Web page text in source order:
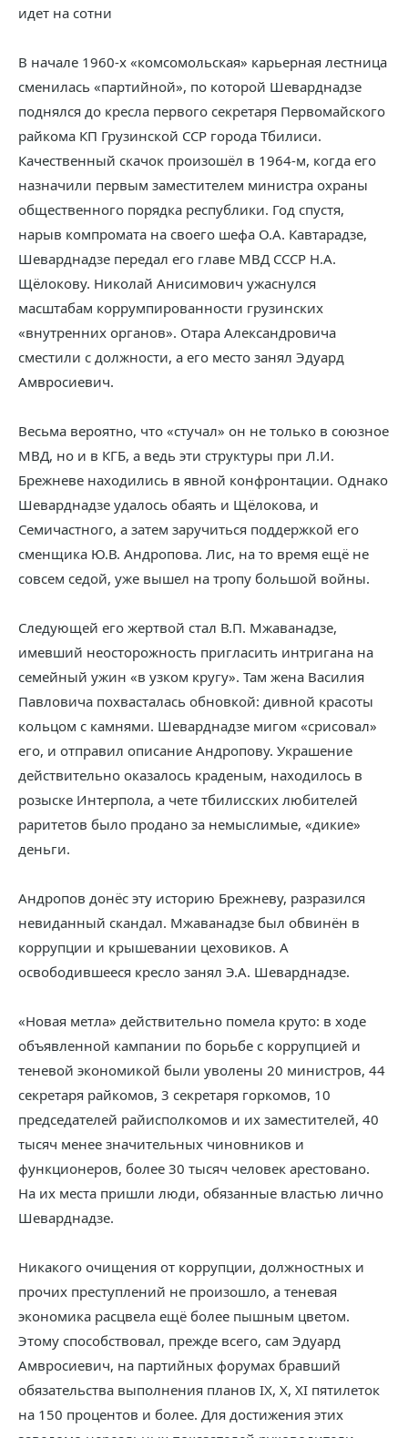
идет на сотни
В начале 1960-х «комсомольская» карьерная лестница
сменилась «партийной», по которой Шеварднадзе
поднялся до кресла первого секретаря Первомайского
райкома КП Грузинской ССР города Тбилиси.
Качественный скачок произошёл в 1964-м, когда его
назначили первым заместителем министра охраны
общественного порядка республики. Год спустя,
нарыв компромата на своего шефа О.А. Кавтарадзе,
Шеварднадзе передал его главе МВД СССР Н.А.
Щёлокову. Николай Анисимович ужаснулся
масштабам коррумпированности грузинских
«внутренних органов». Отара Александровича
сместили с должности, а его место занял Эдуард
Амвросиевич.
Весьма вероятно, что «стучал» он не только в союзное
МВД, но и в КГБ, а ведь эти структуры при Л.И.
Брежневе находились в явной конфронтации. Однако
Шеварднадзе удалось обаять и Щёлокова, и
Семичастного, а затем заручиться поддержкой его
сменщика Ю.В. Андропова. Лис, на то время ещё не
совсем седой, уже вышел на тропу большой войны.
Следующей его жертвой стал В.П. Мжаванадзе,
имевший неосторожность пригласить интригана на
семейный ужин «в узком кругу». Там жена Василия
Павловича похвасталась обновкой: дивной красоты
кольцом с камнями. Шеварднадзе мигом «срисовал»
его, и отправил описание Андропову. Украшение
действительно оказалось краденым, находилось в
розыске Интерпола, а чете тбилисских любителей
раритетов было продано за немыслимые, «дикие»
деньги.
Андропов донёс эту историю Брежневу, разразился
невиданный скандал. Мжаванадзе был обвинён в
коррупции и крышевании цеховиков. А
освободившееся кресло занял Э.А. Шеварднадзе.
«Новая метла» действительно помела круто: в ходе
объявленной кампании по борьбе с коррупцией и
теневой экономикой были уволены 20 министров, 44
секретаря райкомов, 3 секретаря горкомов, 10
председателей райисполкомов и их заместителей, 40
тысяч менее значительных чиновников и
функционеров, более 30 тысяч человек арестовано.
На их места пришли люди, обязанные властью лично
Шеварднадзе.
Никакого очищения от коррупции, должностных и
прочих преступлений не произошло, а теневая
экономика расцвела ещё более пышным цветом.
Этому способствовал, прежде всего, сам Эдуард
Амвросиевич, на партийных форумах бравший
обязательства выполнения планов IX, X, XI пятилеток
на 150 процентов и более. Для достижения этих